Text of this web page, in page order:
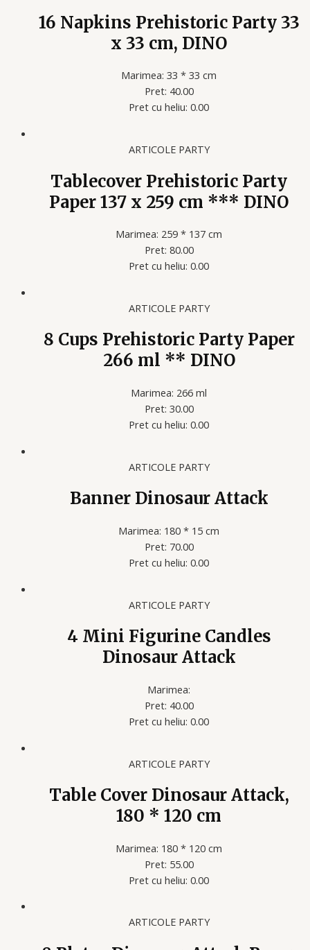
16 Napkins Prehistoric Party 33
x 33 cm, DINO
Marimea: 33 * 33 cm
Pret: 40.00
Pret cu heliu: 0.00
ARTICOLE PARTY
Tablecover Prehistoric Party
Paper 137 x 259 cm *** DINO
Marimea: 259 * 137 cm
Pret: 80.00
Pret cu heliu: 0.00
ARTICOLE PARTY
8 Cups Prehistoric Party Paper
266 ml ** DINO
Marimea: 266 ml
Pret: 30.00
Pret cu heliu: 0.00
ARTICOLE PARTY
Banner Dinosaur Attack
Marimea: 180 * 15 cm
Pret: 70.00
Pret cu heliu: 0.00
ARTICOLE PARTY
4 Mini Figurine Candles
Dinosaur Attack
Marimea:
Pret: 40.00
Pret cu heliu: 0.00
ARTICOLE PARTY
Table Cover Dinosaur Attack,
180 * 120 cm
Marimea: 180 * 120 cm
Pret: 55.00
Pret cu heliu: 0.00
ARTICOLE PARTY